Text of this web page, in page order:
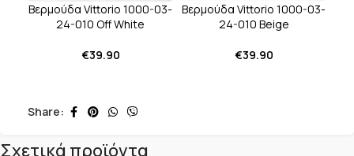
Βερμούδα Vittorio 1000-03-
24-010 Off White
€39.90
Βερμούδα Vittorio 1000-03-
24-010 Beige
€39.90
Share:
Σχετικά προϊόντα